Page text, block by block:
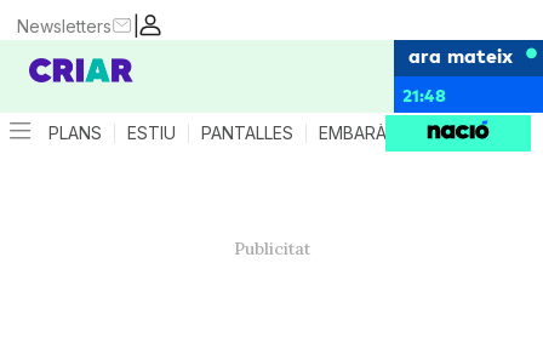
|
Newsletters
ara mateix
21:48
PLANS ESTIU PANTALLES EMBARÀS CRIANÇA